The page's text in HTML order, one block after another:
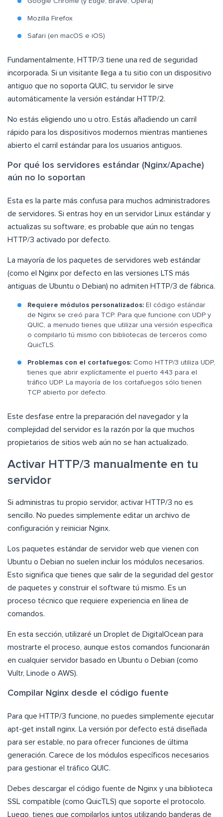
Mozilla Firefox
Safari (en macOS e iOS)
Fundamentalmente, HTTP/3 tiene una red de seguridad
incorporada. Si un visitante llega a tu sitio con un dispositivo
antiguo que no soporta QUIC, tu servidor le sirve
automáticamente la versión estándar HTTP/2.
No estás eligiendo uno u otro. Estás añadiendo un carril
rápido para los dispositivos modernos mientras mantienes
abierto el carril estándar para los usuarios antiguos.
Por qué los servidores estándar (Nginx/Apache)
aún no lo soportan
Esta es la parte más confusa para muchos administradores
de servidores. Si entras hoy en un servidor Linux estándar y
actualizas su software, es probable que aún no tengas
HTTP/3 activado por defecto.
La mayoría de los paquetes de servidores web estándar
(como el Nginx por defecto en las versiones LTS más
antiguas de Ubuntu o Debian) no admiten HTTP/3 de fábrica.
Requiere módulos personalizados: El código estándar
de Nginx se creó para TCP. Para que funcione con UDP y
QUIC, a menudo tienes que utilizar una versión específica
o compilarlo tú mismo con bibliotecas de terceros como
QuicTLS.
Problemas con el cortafuegos: Como HTTP/3 utiliza UDP,
tienes que abrir explícitamente el puerto 443 para el
tráfico UDP. La mayoría de los cortafuegos sólo tienen
TCP abierto por defecto.
Este desfase entre la preparación del navegador y la
complejidad del servidor es la razón por la que muchos
propietarios de sitios web aún no se han actualizado.
Activar HTTP/3 manualmente en tu
servidor
Si administras tu propio servidor, activar HTTP/3 no es
sencillo. No puedes simplemente editar un archivo de
configuración y reiniciar Nginx.
Los paquetes estándar de servidor web que vienen con
Ubuntu o Debian no suelen incluir los módulos necesarios.
Esto significa que tienes que salir de la seguridad del gestor
de paquetes y construir el software tú mismo. Es un
proceso técnico que requiere experiencia en línea de
comandos.
En esta sección, utilizaré un Droplet de DigitalOcean para
mostrarte el proceso, aunque estos comandos funcionarán
en cualquier servidor basado en Ubuntu o Debian (como
Vultr, Linode o AWS).
Compilar Nginx desde el código fuente
Para que HTTP/3 funcione, no puedes simplemente ejecutar
apt-get install nginx. La versión por defecto está diseñada
para ser estable, no para ofrecer funciones de última
generación. Carece de los módulos específicos necesarios
para gestionar el tráfico QUIC.
Debes descargar el código fuente de Nginx y una biblioteca
SSL compatible (como QuicTLS) que soporte el protocolo.
Luego, tienes que compilarlos juntos utilizando banderas de